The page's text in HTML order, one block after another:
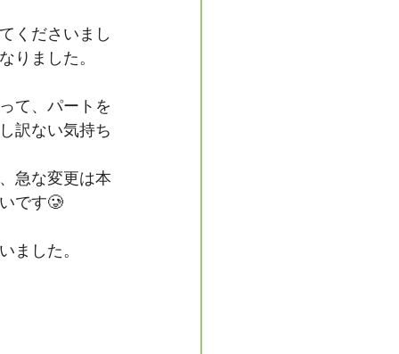
くださいまし
りました。
て、パートを
訳ない気持ち
急な変更は本
です🥲
ました。